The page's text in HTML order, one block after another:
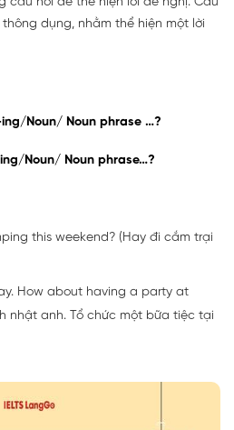
dụng, nhằm thể hiện một lời
Noun/ Noun phrase …?
Noun/ Noun phrase…?
this weekend? (Hay đi cắm trại
How about having a party at
nhật anh. Tổ chức một bữa tiệc tại